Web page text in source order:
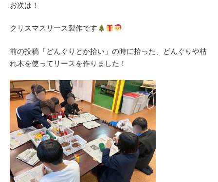
お次は！
クリスマスリース製作です
前の投稿「どんぐりとか拾い」の時に拾った、どんぐりや枯
れ木を使ってリースを作りました！